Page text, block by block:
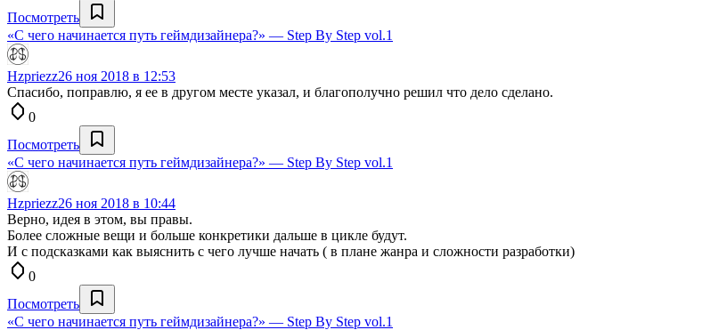
Посмотреть
«С чего начинается путь геймдизайнера?» — Step By Step vol.1
Hzpriezz26 ноя 2018 в 12:53
Спасибо, поправлю, я ее в другом месте указал, и благополучно решил что дело сделано.
0
Посмотреть
«С чего начинается путь геймдизайнера?» — Step By Step vol.1
Hzpriezz26 ноя 2018 в 10:44
Верно, идея в этом, вы правы.
Более сложные вещи и больше конкретики дальше в цикле будут.
И с подсказками как выяснить с чего лучше начать ( в плане жанра и сложности разработки)
0
Посмотреть
«С чего начинается путь геймдизайнера?» — Step By Step vol.1